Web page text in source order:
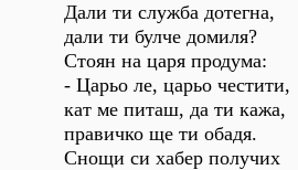
Дали ти служба дотегна,
дали ти булче домиля?
Стоян на царя продума:
- Царьо ле, царьо честити,
кат ме питаш, да ти кажа,
правичко ще ти обадя.
Снощи си хабер получих